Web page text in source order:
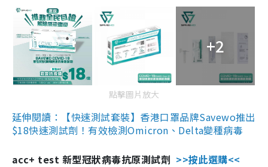
+2
點擊圖片放大
延伸閱讀：【快速測試套裝】香港口罩品牌Savewo推出
$18快速測試劑！有效檢測Omicron、Delta變種病毒
acc+ test 新型冠狀病毒抗原測試劑 >>按此選購<<